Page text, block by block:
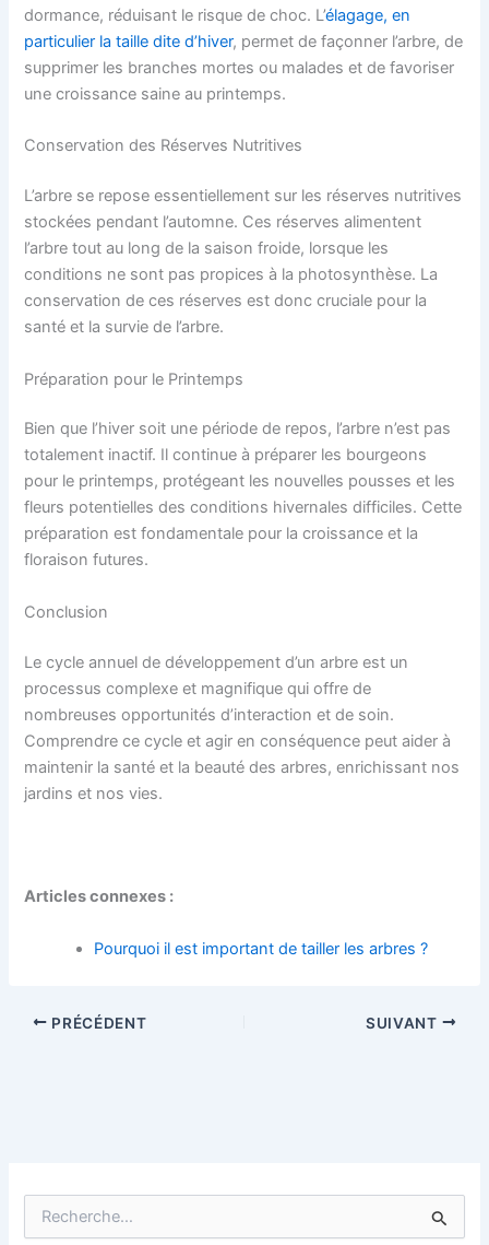
dormance, réduisant le risque de choc. L’élagage, en
particulier la taille dite d’hiver, permet de façonner l’arbre, de
supprimer les branches mortes ou malades et de favoriser
une croissance saine au printemps.
Conservation des Réserves Nutritives
L’arbre se repose essentiellement sur les réserves nutritives
stockées pendant l’automne. Ces réserves alimentent
l’arbre tout au long de la saison froide, lorsque les
conditions ne sont pas propices à la photosynthèse. La
conservation de ces réserves est donc cruciale pour la
santé et la survie de l’arbre.
Préparation pour le Printemps
Bien que l’hiver soit une période de repos, l’arbre n’est pas
totalement inactif. Il continue à préparer les bourgeons
pour le printemps, protégeant les nouvelles pousses et les
fleurs potentielles des conditions hivernales difficiles. Cette
préparation est fondamentale pour la croissance et la
floraison futures.
Conclusion
Le cycle annuel de développement d’un arbre est un
processus complexe et magnifique qui offre de
nombreuses opportunités d’interaction et de soin.
Comprendre ce cycle et agir en conséquence peut aider à
maintenir la santé et la beauté des arbres, enrichissant nos
jardins et nos vies.
Articles connexes :
Pourquoi il est important de tailler les arbres ?
PRÉCÉDENT SUIVANT